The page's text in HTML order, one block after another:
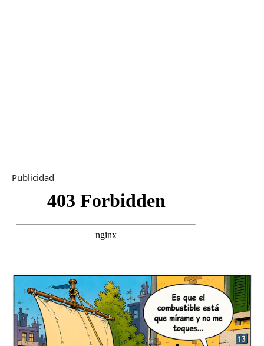
Publicidad